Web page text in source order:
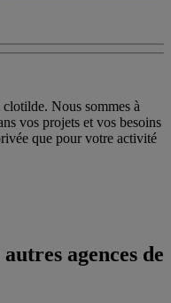
Nous sommes à
vos projets et vos besoins
que pour votre activité
agences de